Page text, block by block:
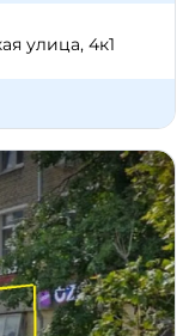
улица, 4к1